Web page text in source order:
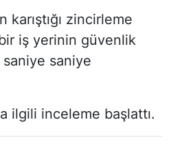
karıştığı zincirleme
iş yerinin güvenlik
saniye saniye
ilgili inceleme başlattı.